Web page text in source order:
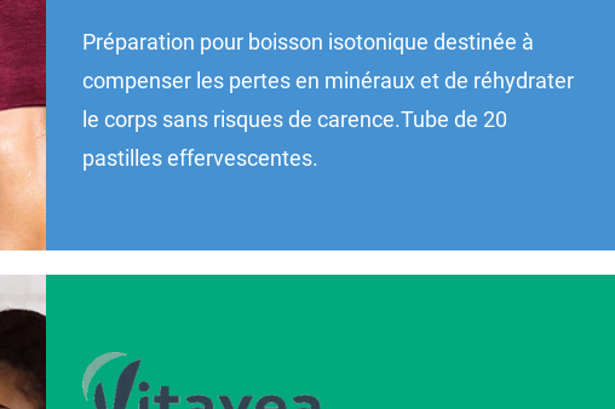
Préparation pour boisson isotonique destinée à
compenser les pertes en minéraux et de réhydrater
le corps sans risques de carence.Tube de 20
pastilles effervescentes.